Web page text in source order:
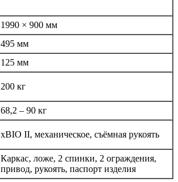
1990 × 900 мм
495 мм
125 мм
200 кг
68,2 – 90 кг
xBIO II, механическое, съёмная рукоять
Каркас, ложе, 2 спинки, 2 ограждения,
привод, рукоять, паспорт изделия